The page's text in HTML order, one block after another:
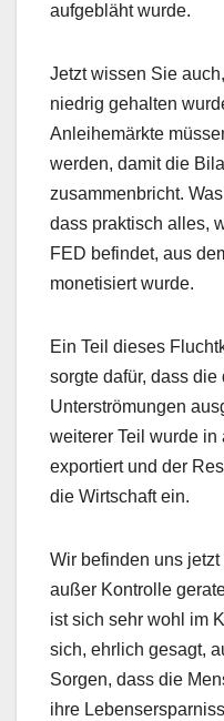
aufgebläht wurde.
Jetzt wissen Sie
niedrig gehalten
Anleihemärkte
werden, damit die
zusammenbricht.
dass praktisch alles,
FED befindet, aus
monetisiert wurde.
Ein Teil dieses
sorgte dafür, dass die
Unterströmungen
weiterer Teil wurde
exportiert und der
die Wirtschaft ein.
Wir befinden uns
außer Kontrolle
ist sich sehr wohl im
sich, ehrlich gesagt,
Sorgen, dass die
ihre